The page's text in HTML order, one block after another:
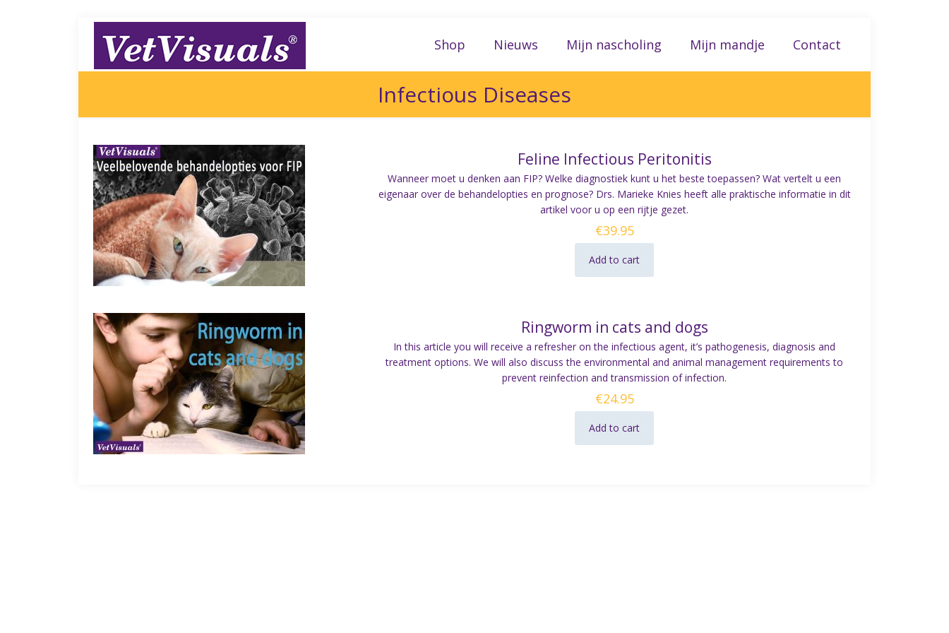
Shop Nieuws Mijn nascholing Mijn mandje Contact
Infectious Diseases
Feline Infectious Peritonitis
Wanneer moet u denken aan FIP? Welke diagnostiek kunt u het beste toepassen? Wat vertelt u een
eigenaar over de behandelopties en prognose? Drs. Marieke Knies heeft alle praktische informatie in dit
artikel voor u op een rijtje gezet.
€39.95
Add to cart
Ringworm in cats and dogs
In this article you will receive a refresher on the infectious agent, it’s pathogenesis, diagnosis and
treatment options. We will also discuss the environmental and animal management requirements to
prevent reinfection and transmission of infection.
€24.95
Add to cart